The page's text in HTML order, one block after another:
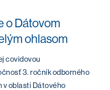
o Dátovom
ohlasom
covidovou
3. ročník odborného
v oblasti Dátového